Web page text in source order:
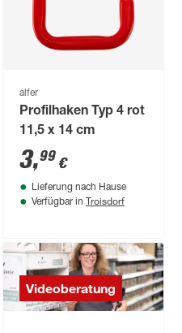
alfer
Profilhaken Typ 4 rot
11,5 x 14 cm
3,99 €
Lieferung nach Hause
Verfügbar in Troisdorf
Videoberatung